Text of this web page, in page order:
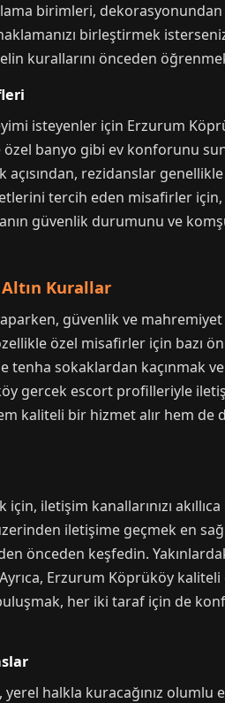
birimleri,
birleştirmek
kurallarını önceden
isteyenler için Erzurum
özel banyo gibi ev konforunu
rezidanslar
tercih eden misafirler
güvenlik durumunu ve
Kurallar
güvenlik ve
özel misafirler için bazı
sokaklardan kaçınmak
gercek escort profilleriyle
kaliteli bir hizmet alır hem de
iletişim kanallarınızı
iletişime geçmek en
önceden keşfedin.
Erzurum Köprüköy
her iki taraf için de
halkla kuracağınız